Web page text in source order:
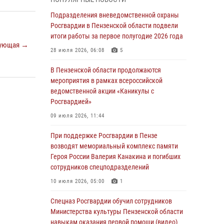
→
маскировавшейся под реабилитационный
центр (видео)
04 августа 2026, 07:05 4 1
В Управлении Росгвардии по Пензенской
полугодие 2026 года
04 августа 2026, 06:08
Росгвардия обеспечила безопасность
праздничных мероприятий в День ВДВ в
03 августа 2026, 07:14 1
В Пензе сотрудники Росгвардии задержали
мужчину, который криками и нецензурной
бранью напугал жильцов многоквартирного
03 августа 2026, 05:59
Подразделения вневедомственной охраны
Росгвардии в Пензенской области подвели
итоги работы за первое полугодие 2026 года
28 июля 2026, 06:08 5
В Пензенской области продолжаются
мероприятия в рамках всероссийской
ведомственной акции «Каникулы с
Росгвардией»
09 июля 2026, 11:44
При поддержке Росгвардии в Пензе
возводят мемориальный комплекс памяти
Героя России Валерия Канакина и погибших
сотрудников спецподразделений
10 июля 2026, 05:00 1
Спецназ Росгвардии обучил сотрудников
Министерства культуры Пензенской области
навыкам оказания первой помощи (видео)